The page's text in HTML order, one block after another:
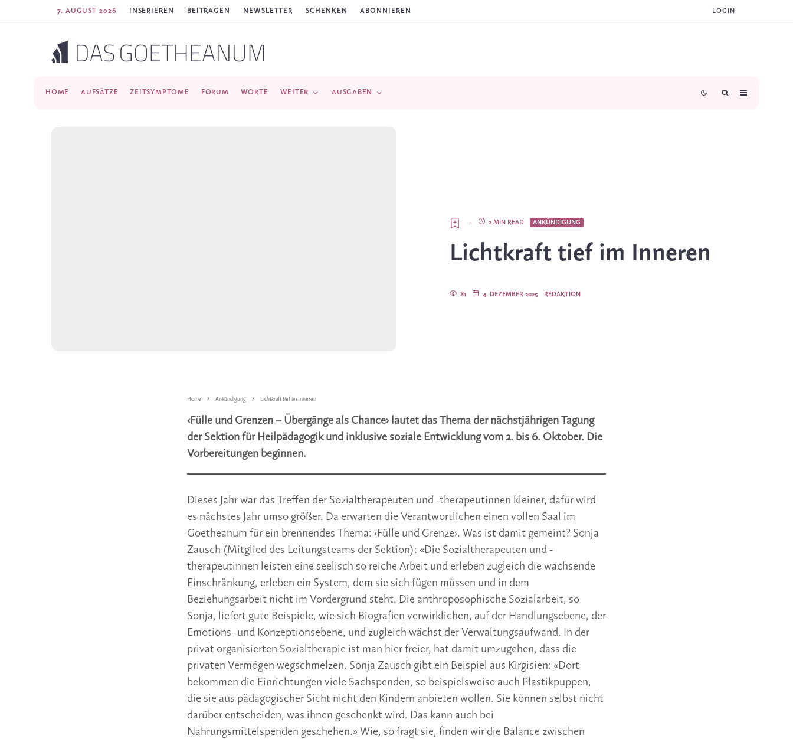
7. AUGUST 2026 INSERIEREN BEITRAGEN NEWSLETTER SCHENKEN ABONNIEREN LOGIN
HOME AUFSÄTZE ZEITSYMPTOME FORUM WORTE WEITER AUSGABEN
ANKÜNDIGUNG
2 MIN READ
·
Lichtkraft tief im Inneren
REDAKTION
4. DEZEMBER 2025
81
Home Ankündigung Lichtkraft tief im Inneren
‹Fülle und Grenzen – Übergänge als Chance› lautet das Thema der nächstjährigen Tagung
der Sektion für Heilpädagogik und inklusive soziale Entwicklung vom 2. bis 6. Oktober. Die
Vorbereitungen beginnen.
Dieses Jahr war das Treffen der Sozialtherapeuten und -therapeutinnen kleiner, dafür wird
es nächstes Jahr umso größer. Da erwarten die Verantwortlichen einen vollen Saal im
Goetheanum für ein brennendes Thema: ‹Fülle und Grenze›. Was ist damit gemeint? Sonja
Zausch (Mitglied des Leitungsteams der Sektion): «Die Sozialtherapeuten und -
therapeutinnen leisten eine seelisch so reiche Arbeit und erleben zugleich die wachsende
Einschränkung, erleben ein System, dem sie sich fügen müssen und in dem
Beziehungsarbeit nicht im Vordergrund steht. Die anthroposophische Sozialarbeit, so
Sonja, liefert gute Beispiele, wie sich Biografien verwirklichen, auf der Handlungsebene, der
Emotions- und Konzeptionsebene, und zugleich wächst der Verwaltungsaufwand. In der
privat organisierten Sozialtherapie ist man hier freier, hat damit umzugehen, dass die
privaten Vermögen wegschmelzen. Sonja Zausch gibt ein Beispiel aus Kirgisien: «Dort
bekommen die Einrichtungen viele Sachspenden, so beispielsweise auch Plastikpuppen,
die sie aus pädagogischer Sicht nicht den Kindern anbieten wollen. Sie können selbst nicht
darüber entscheiden, was ihnen geschenkt wird. Das kann auch bei
Nahrungsmittelspenden geschehen.» Wie, so fragt sie, finden wir die Balance zwischen